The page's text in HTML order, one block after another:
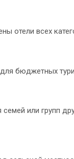
отели всех
бюджетных
или групп